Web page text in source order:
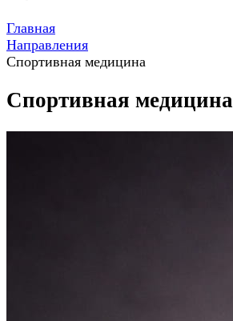
Главная
Направления
Спортивная медицина
Спортивная медицина